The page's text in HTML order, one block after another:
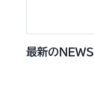
最新のNEWS